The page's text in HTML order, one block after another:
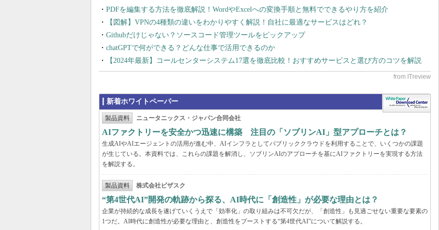
PDFを編集する方法を徹底解説！WordやExcelへの変換手順と無料でできるやり方を紹介
【図解】VPNの4種類の違いをわかりやすく解説！自社に最適なサービスはどれ？
Githubだけじゃない？ソースコード管理ツールをピックアップ
chatGPTで何ができる？どんな仕事で活用できるのか
【2024年最新】コールセンターシステム17選を徹底比較！おすすめサービスと選び方のコツを解説
新着ホワイトペーパー
製品資料 ニュータニックス・ジャパン合同会社
AIファクトリーを安全かつ迅速に構築 注目の「ソブリンAI」型アプローチとは？
生成AIやAIエージェントの活用が進む中、AIインフラとしてパブリッククラウドを利用することで、いくつかの課題
が生じている。本資料では、これらの課題を解消し、ソブリンAIのアプローチを基にAIファクトリーを実現する方法
を解説する。
製品資料 株式会社ビザスク
“第4世代AI”開発の軌跡から探る、AI時代に「創造性」が必要な理由とは？
企業が持続的な成長を遂げていくうえで「効率化」の取り組みは不可欠だが、「創造性」も見過ごせない重要な要素の
1つだ。AI時代に創造性が必要な理由と、創造性をブーストする“第4世代AI”について解説する。